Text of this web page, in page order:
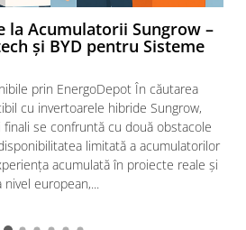
la Acumulatorii Sungrow –
și BYD pentru Sisteme
prin EnergoDepot În căutarea
cu invertoarele hibride Sungrow,
se confruntă cu două obstacole
limitată a acumulatorilor
acumulată în proiecte reale și
european,...